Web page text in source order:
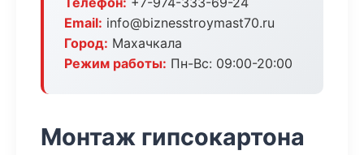
Email: info@biznesstroymast70.ru
Город: Махачкала
Режим работы: Пн-Вс: 09:00-20:00
Монтаж гипсокартона